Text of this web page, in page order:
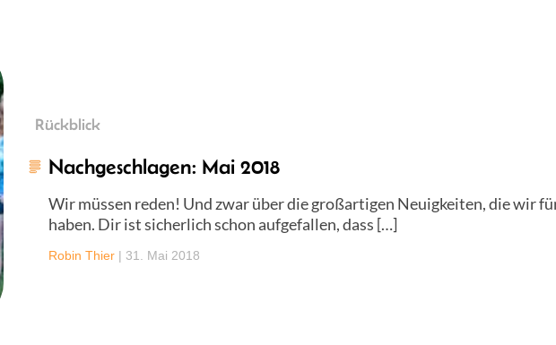
Rückblick
Nachgeschlagen: Mai 2018
Wir müssen reden! Und zwar über die großartigen Neuigkeiten, die wir
haben. Dir ist sicherlich schon aufgefallen, dass […]
Robin Thier | 31. Mai 2018